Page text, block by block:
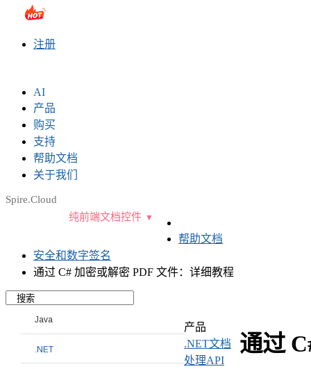
sales@e-iceblue.com
注册
AI
产品
购买
支持
帮助文档
关于我们
Spire.Cloud
纯前端文档控件
帮助文档
安全和数字签名
通过 C# 加密或解密 PDF 文件：详细教程
通过
Java
.NET
产品
.NET文档
处理API